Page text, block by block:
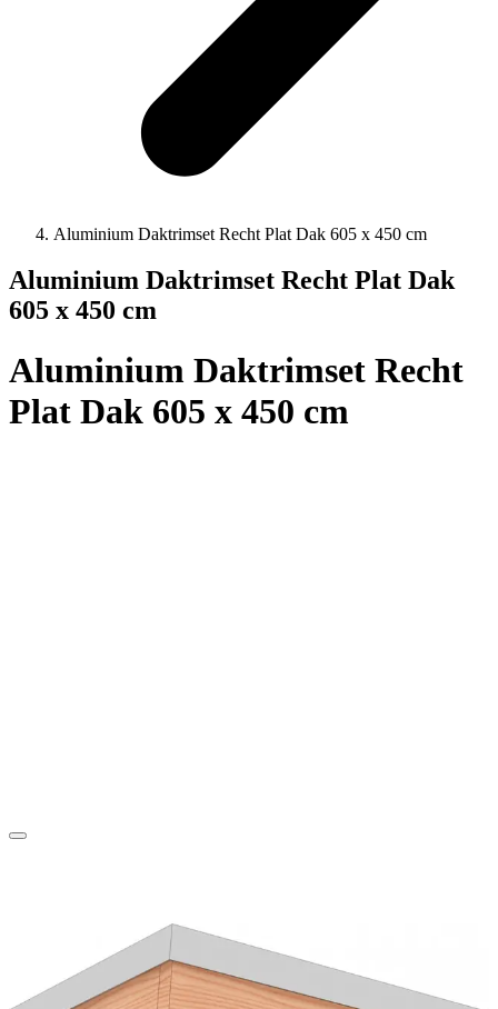
Aluminium Daktrimset Recht Plat Dak 605 x 450 cm
Aluminium Daktrimset Recht Plat Dak
605 x 450 cm
Aluminium Daktrimset Recht
Plat Dak 605 x 450 cm